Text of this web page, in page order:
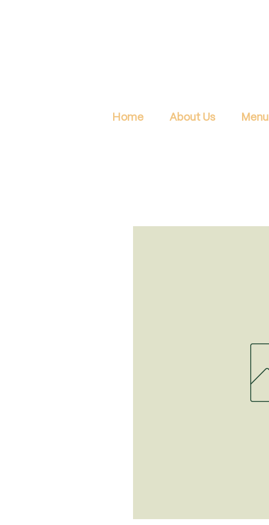
Home About Us Menu